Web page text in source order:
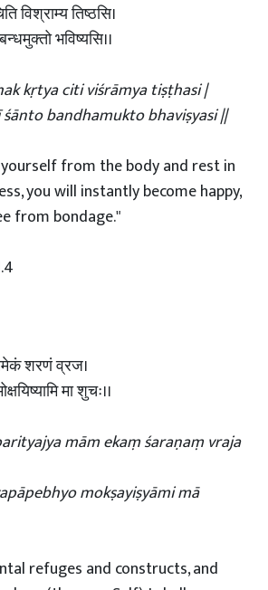
विश्राम्य तिष्ठसि।
भविष्यसि।।
kṛtya citi viśrāmya tiṣṭhasi |
bandhamukto bhaviṣyasi ||
from the body and rest in
you will instantly become happy,
from bondage."
शरणं व्रज।
मा शुचः।।
mām ekaṃ śaraṇaṃ vraja
mokṣayiṣyāmi mā
refuges and constructs, and